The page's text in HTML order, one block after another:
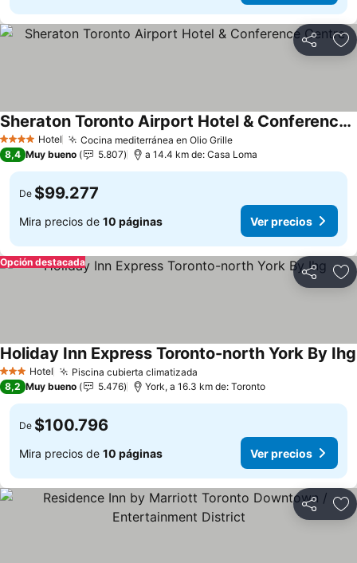
Compartir
4 EstrellasHotel Cocina mediterránea en Olio GrilleVer precios
Sheraton Toronto Airport Hotel & Conference Centre
Ver precios
8,4 Muy bueno 5.807 a 14.4 km de: Casa Loma
De $99.277
Mira precios de 10 páginas Ver precios
Compartir
Opción destacada
3 Estrellas
Hotel Piscina cubierta climatizada
Holiday Inn Express Toronto-north York By Ihg
8,2 Muy bueno 5.476 York, a 16.3 km de: Toronto
De $100.796
Mira precios de 10 páginas Ver precios
Compartir